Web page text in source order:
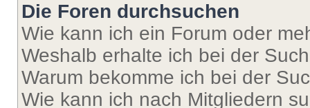
Die Foren durchsuchen
Wie kann ich ein Forum oder
Weshalb erhalte ich bei der
Warum bekomme ich bei der
Wie kann ich nach Mitgliedern